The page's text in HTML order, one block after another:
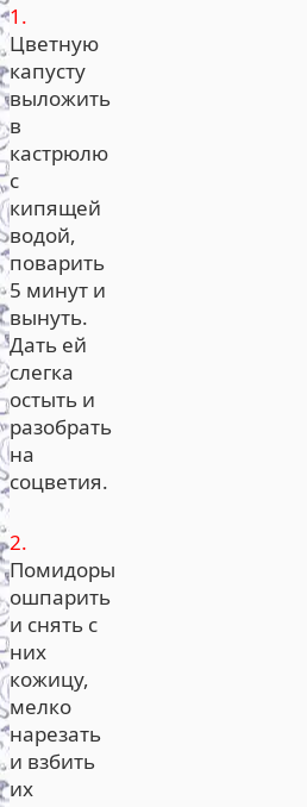
1.
Цветную
капусту
выложить
в
кастрюлю
с
кипящей
водой,
поварить
5 минут и
вынуть.
Дать ей
слегка
остыть и
разобрать
на
соцветия.
2.
Помидоры
ошпарить
и снять с
них
кожицу,
мелко
нарезать
и взбить
их